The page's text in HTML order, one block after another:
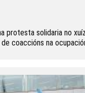
protesta solidaria no
coaccións na